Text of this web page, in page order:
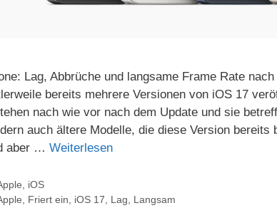
Lag, Abbrüche und langsame Frame Rate
bereits mehrere Versionen von iOS 17
nach wie vor nach dem Update und sie
auch ältere Modelle, die diese Version bereits
aber … Weiterlesen
iOS
Friert ein iOS 17 Lag
Langsam